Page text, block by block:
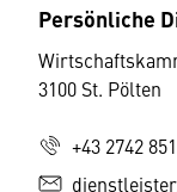
Persönliche
3100 St. Pölten
+43 2742